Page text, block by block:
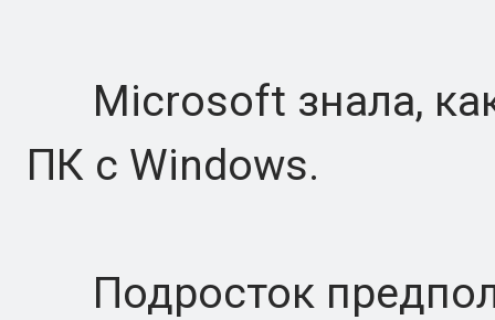
Microsoft знала,
ПК с Windows.
Подросток